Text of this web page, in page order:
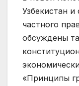
Узбекистан
частного
обсуждены
«Принципы